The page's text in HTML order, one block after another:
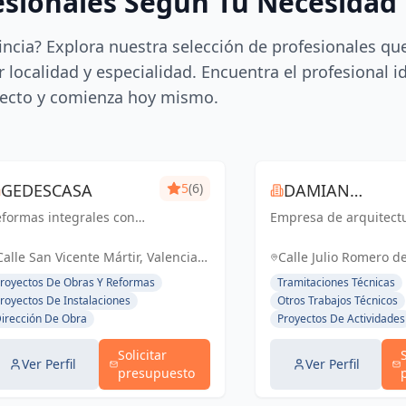
Explora nuestra selección de profesionales
y especialidad. Encuentra el profesional
y comienza hoy mismo.
GEDESCASA
integrales con
5(6)
San Vicente Mártir, Valencia,
España
De Obras Y Reformas
De Instalaciones
De Obra
Ver Perfil
Solicitar
presupuesto
DAMIAN
ROCAMORA
Empresa de
Calle Julio Romero
Torrent, España,
Tramitaciones Técnicas
Otros Trabajos Técnicos
Proyectos De Actividades
Ver Perfil